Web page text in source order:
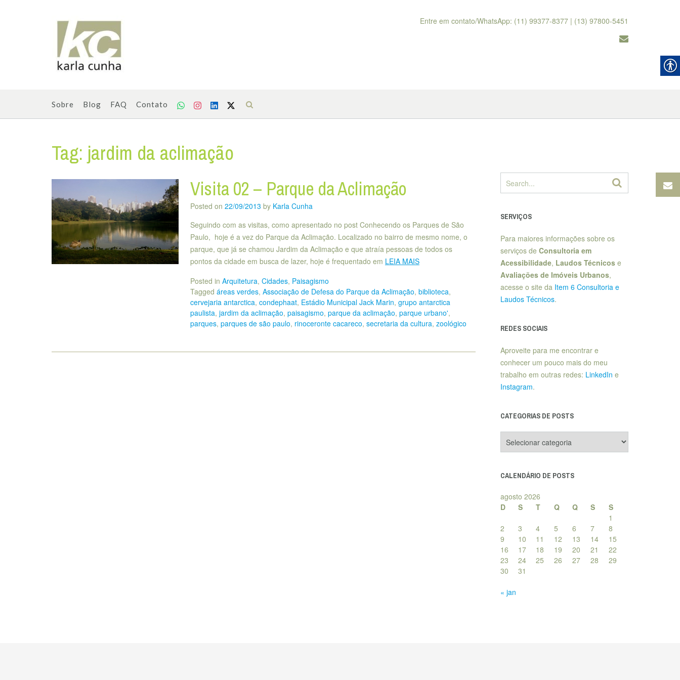
Entre em contato/WhatsApp: (11) 99377-8377 | (13) 97800-5451
Sobre Blog FAQ Contato
Tag: jardim da aclimação
Visita 02 – Parque da Aclimação
Posted on 22/09/2013 by Karla Cunha
Seguindo com as visitas, como apresentado no post Conhecendo os Parques de São
Paulo, hoje é a vez do Parque da Aclimação. Localizado no bairro de mesmo nome, o
parque, que já se chamou Jardim da Aclimação e que atraía pessoas de todos os
pontos da cidade em busca de lazer, hoje é frequentado em LEIA MAIS
Posted in Arquitetura, Cidades, Paisagismo
Tagged áreas verdes, Associação de Defesa do Parque da Aclimação, biblioteca,
cervejaria antarctica, condephaat, Estádio Municipal Jack Marin, grupo antarctica
paulista, jardim da aclimação, paisagismo, parque da aclimação, parque urbano',
parques, parques de são paulo, rinoceronte cacareco, secretaria da cultura, zoológico
SERVIÇOS
Para maiores informações sobre os
serviços de Consultoria em
Acessibilidade, Laudos Técnicose
Avaliações de Imóveis Urbanos,
acesse o site da Item 6 Consultoria e
Laudos Técnicos.
REDES SOCIAIS
Aproveite para me encontrar e
conhecer um pouco mais do meu
trabalho em outras redes: LinkedIn e
Instagram.
CATEGORIAS DE POSTS
de
CALENDÁRIO DE POSTS
agosto 2026
D
S T Q Q S
S
1
2
3 4 5 6 7
8
9
10 11 12 13 14
15
16
17 18 19 20 21
22
23
24 25 26 27 28
29
30
31
« jan